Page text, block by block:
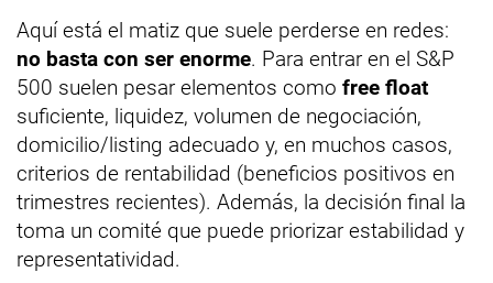
Aquí está el matiz que suele perderse en redes:
no basta con ser enorme. Para entrar en el S&P
500 suelen pesar elementos como free float
suficiente, liquidez, volumen de negociación,
domicilio/listing adecuado y, en muchos casos,
criterios de rentabilidad (beneficios positivos en
trimestres recientes). Además, la decisión final la
toma un comité que puede priorizar estabilidad y
representatividad.